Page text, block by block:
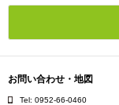
お問い合わせ・地図
Tel: 0952-66-0460